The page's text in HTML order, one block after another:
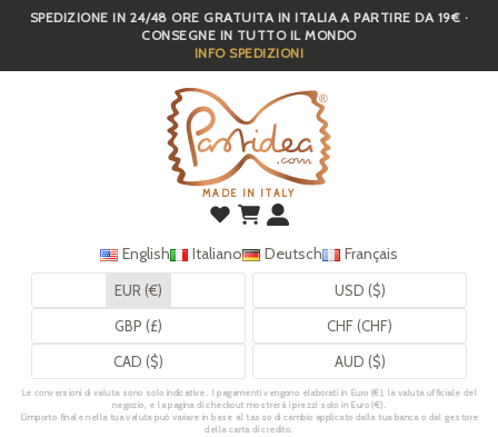
SkipSPEDIZIONE IN 24/48 ORE GRATUITA IN ITALIA A PARTIRE DA 19€ ·
CONSEGNE IN TUTTO IL MONDO
INFO SPEDIZIONI
MADE IN ITALY
English Italiano Deutsch Français
EUR (€)
USD ($)
GBP (£)
CHF (CHF)
CAD ($)
AUD ($)
Le conversioni di valuta sono solo indicative. I pagamenti vengono elaborati in Euro (€), la valuta ufficiale del
negozio, e la pagina di checkout mostrerà i prezzi solo in Euro (€).
L’importo finale nella tua valuta può variare in base al tasso di cambio applicato dalla tua banca o dal gestore
della carta di credito.